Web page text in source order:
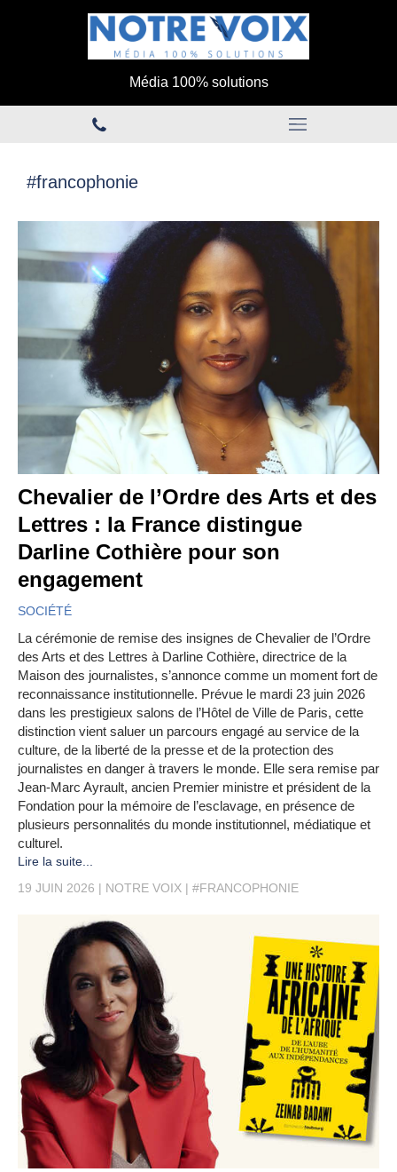
Média 100% solutions
#francophonie
Chevalier de l’Ordre des Arts et des
Lettres : la France distingue
Darline Cothière pour son
engagement
SOCIÉTÉ
La cérémonie de remise des insignes de Chevalier de l’Ordre
des Arts et des Lettres à Darline Cothière, directrice de la
Maison des journalistes, s’annonce comme un moment fort de
reconnaissance institutionnelle. Prévue le mardi 23 juin 2026
dans les prestigieux salons de l’Hôtel de Ville de Paris, cette
distinction vient saluer un parcours engagé au service de la
culture, de la liberté de la presse et de la protection des
journalistes en danger à travers le monde. Elle sera remise par
Jean-Marc Ayrault, ancien Premier ministre et président de la
Fondation pour la mémoire de l’esclavage, en présence de
plusieurs personnalités du monde institutionnel, médiatique et
culturel.
Lire la suite...
19 JUIN 2026
NOTRE VOIX #FRANCOPHONIE